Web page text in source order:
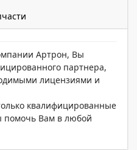
Артрон, Вы
партнера,
лицензиями и
квалифицированные
помочь Вам в любой